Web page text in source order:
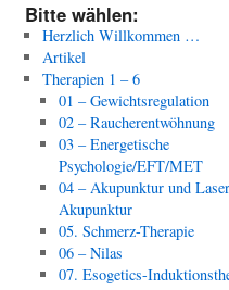
Bitte wählen:
Herzlich Willkommen …
Artikel
Therapien 1 – 6
01 – Gewichtsregulation
02 – Raucherentwöhnung
03 – Energetische
Psychologie/EFT/MET
04 – Akupunktur und
Akupunktur
05. Schmerz-Therapie
06 – Nilas
07. Esogetics-